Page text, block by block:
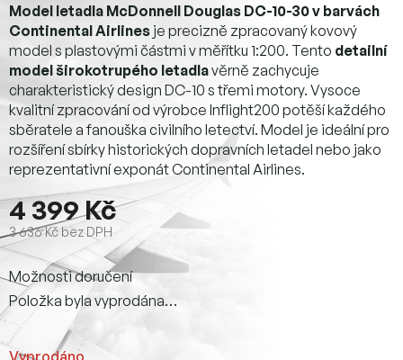
4 399 Kč
3 636 Kč bez DPH
Měrná
cena:
Vyprodáno
Možnosti doručení
Položka byla vyprodána…
Model letadla McDonnell Douglas DC-10-30 v barvách
Continental Airlines je precizně zpracovaný kovový
model s plastovými částmi v měřítku 1:200. Tento detailní
model širokotrupého letadlavěrně zachycuje
charakteristický design DC-10 s třemi motory. Vysoce
kvalitní zpracování od výrobce Inflight200 potěší každého
sběratele a fanouška civilního letectví. Model je ideální pro
rozšíření sbírky historických dopravních letadel nebo jako
reprezentativní exponát Continental Airlines.